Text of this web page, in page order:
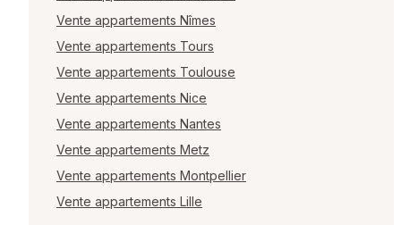
Vente appartements Nîmes
Vente appartements Tours
Vente appartements Toulouse
Vente appartements Nice
Vente appartements Nantes
Vente appartements Metz
Vente appartements Montpellier
Vente appartements Lille